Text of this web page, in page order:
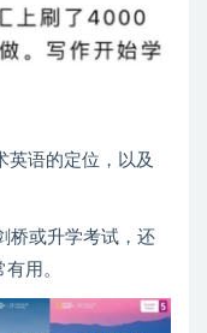
英语的定位，以及
桥或升学考试，还
用。